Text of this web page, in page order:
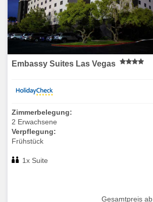
Embassy Suites Las Vegas
Zimmerbelegung:
2 Erwachsene
Verpflegung:
Frühstück
1x Suite
Gesamtpreis ab